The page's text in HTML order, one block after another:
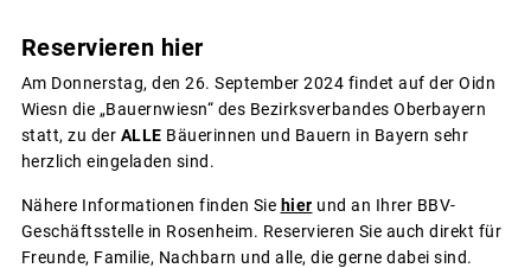
Reservieren hier
Am Donnerstag, den 26. September 2024 findet auf der Oidn
Wiesn die „Bauernwiesn“ des Bezirksverbandes Oberbayern
statt, zu der ALLE Bäuerinnen und Bauern in Bayern sehr
herzlich eingeladen sind.
Nähere Informationen finden Sie hier und an Ihrer BBV-
Geschäftsstelle in Rosenheim. Reservieren Sie auch direkt für
Freunde, Familie, Nachbarn und alle, die gerne dabei sind.